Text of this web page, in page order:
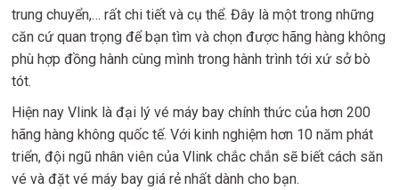
trung chuyển,… rất chi tiết và cụ thể. Đây là một trong những
căn cứ quan trọng để bạn tìm và chọn được hãng hàng không
phù hợp đồng hành cùng mình trong hành trình tới xứ sở bò
tót.
Hiện nay Vlink là đại lý vé máy bay chính thức của hơn 200
hãng hàng không quốc tế. Với kinh nghiệm hơn 10 năm phát
triển, đội ngũ nhân viên của Vlink chắc chắn sẽ biết cách săn
vé và đặt vé máy bay giá rẻ nhất dành cho bạn.